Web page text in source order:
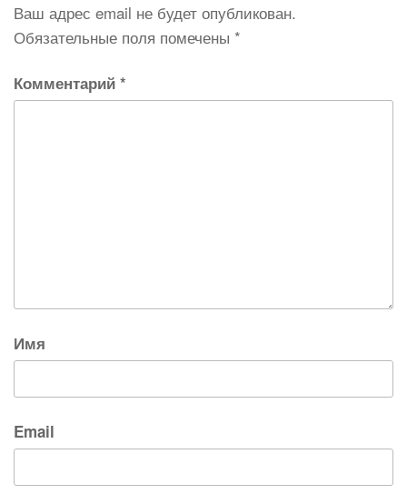
Ваш адрес email не будет опубликован.
Обязательные поля помечены *
Комментарий *
Имя
Email